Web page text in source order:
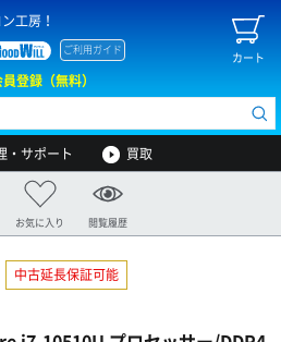
工房！
カート
ご利用ガイド
登録（無料）
・サポート 買取
お気に入り 閲覧履歴
中古延長保証可能